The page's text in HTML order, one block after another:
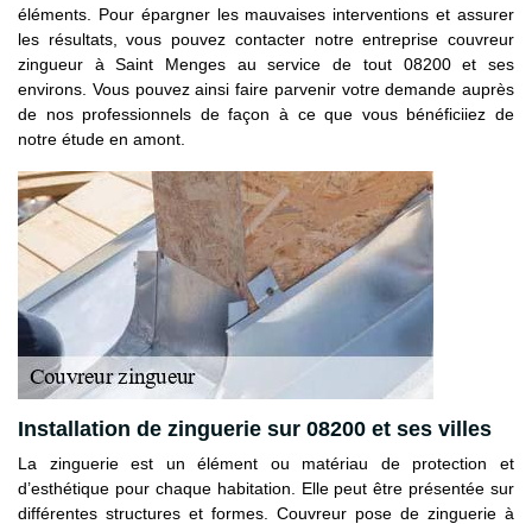
éléments. Pour épargner les mauvaises interventions et assurer
les résultats, vous pouvez contacter notre entreprise couvreur
zingueur à Saint Menges au service de tout 08200 et ses
environs. Vous pouvez ainsi faire parvenir votre demande auprès
de nos professionnels de façon à ce que vous bénéficiiez de
notre étude en amont.
Installation de zinguerie sur 08200 et ses villes
La zinguerie est un élément ou matériau de protection et
d’esthétique pour chaque habitation. Elle peut être présentée sur
différentes structures et formes. Couvreur pose de zinguerie à